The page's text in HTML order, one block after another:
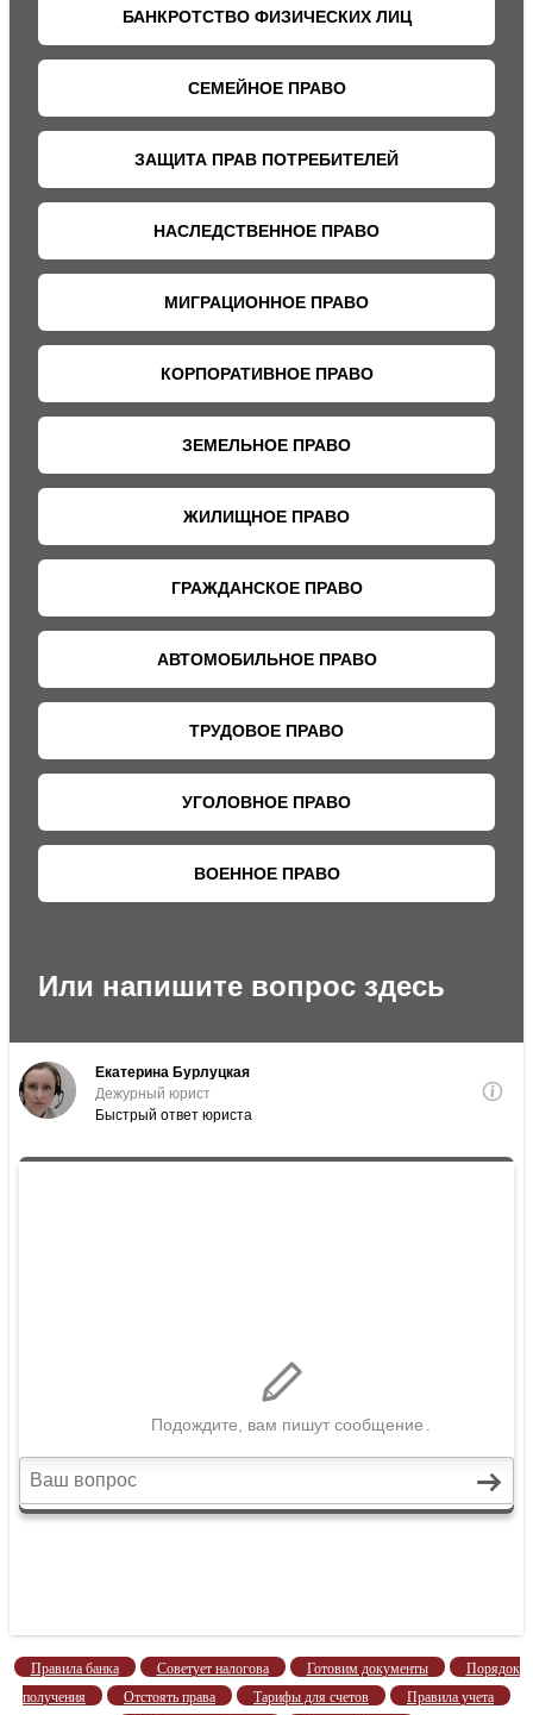
Правила банка Советует налогова Готовим документы
Порядок
получения
Отстоять права Тарифы для счетов
Правила учета